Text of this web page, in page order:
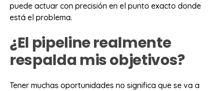
puede actuar con precisión en el punto exacto donde
está el problema.
¿El pipeline realmente
respalda mis objetivos?
Tener muchas oportunidades no significa que se va a